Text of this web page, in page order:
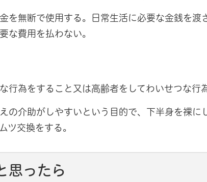
金を無断で使用する。日常生活に必要な金銭を
な費用を払わない。
行為をすること又は高齢者をしてわいせつな行
えの介助がしやすいという目的で、下半身を裸
ツ交換をする。
思ったら